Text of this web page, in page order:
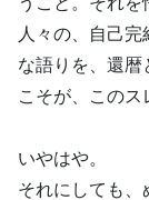
人々の、自己
な語りを、還暦
こそが、このス
いやはや。
それにしても、